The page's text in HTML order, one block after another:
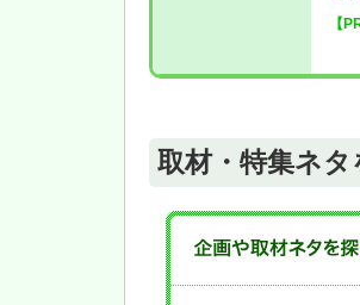
【
取材・特集ネタ